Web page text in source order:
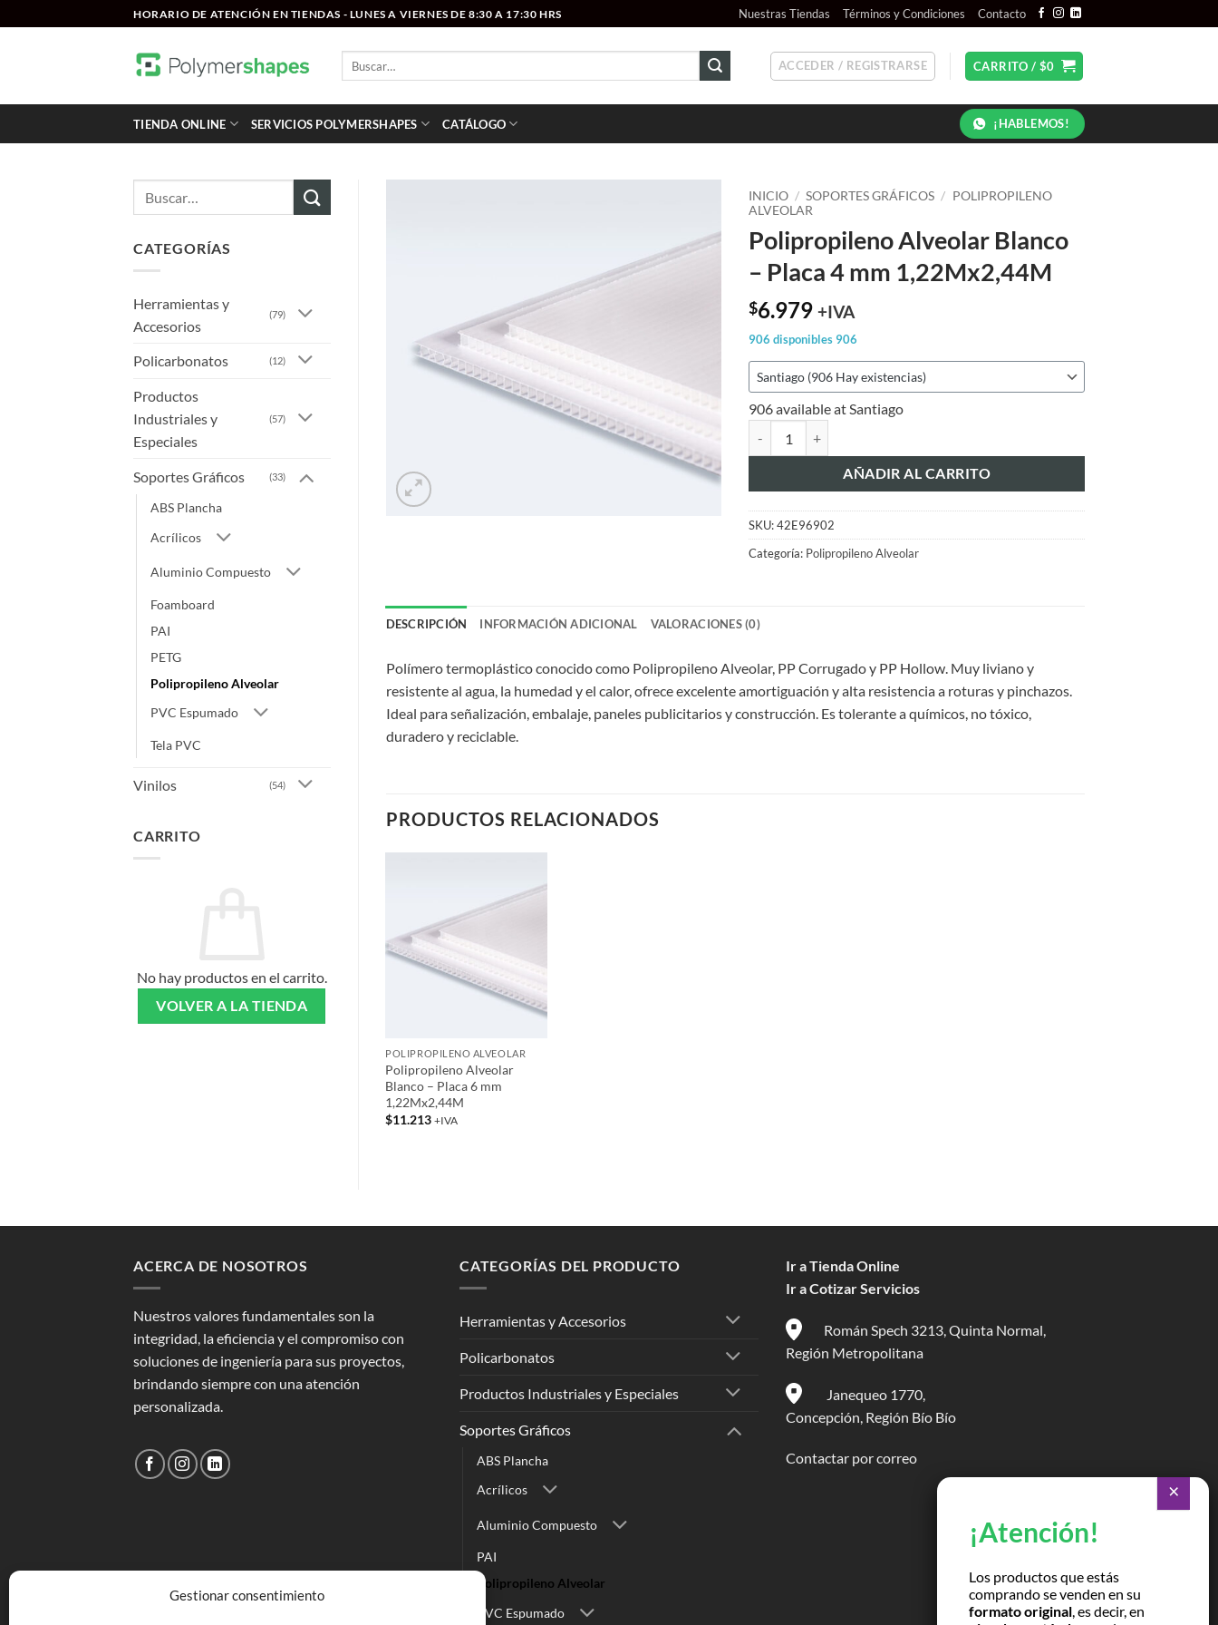
Gestionar consentimiento
al
HORARIO DE ATENCIÓN EN TIENDAS - LUNES A VIERNES DE 8:30 A 17:30 HRS Nuestras Tiendas Términos y Condiciones Contacto
ACCEDER / REGISTRARSE CARRITO / $0
TIENDA ONLINE SERVICIOS POLYMERSHAPES CATÁLOGO ¡HABLEMOS!
CATEGORÍAS
Herramientas y
Accesorios
(79)
Policarbonatos (12)
Productos
Industriales y
Especiales
(57)
Soportes Gráficos (33)
ABS Plancha
Acrílicos
Aluminio Compuesto
Foamboard
PAI
PETG
Polipropileno Alveolar
PVC Espumado
Tela PVC
Vinilos (54)
CARRITO
No hay productos en el carrito.
VOLVER A LA TIENDA
Add to
wishlist
INICIO / SOPORTES GRÁFICOS / POLIPROPILENO
ALVEOLAR
Polipropileno Alveolar Blanco
– Placa 4 mm 1,22Mx2,44M
$6.979 +IVA
906 disponibles 906
906 available at Santiago
AÑADIR AL CARRITO
SKU:42E96902
Categoría: Polipropileno Alveolar
DESCRIPCIÓN INFORMACIÓN ADICIONAL VALORACIONES (0)
Polímero termoplástico conocido como Polipropileno Alveolar, PP Corrugado y PP Hollow. Muy liviano y
resistente al agua, la humedad y el calor, ofrece excelente amortiguación y alta resistencia a roturas y pinchazos.
Ideal para señalización, embalaje, paneles publicitarios y construcción. Es tolerante a químicos, no tóxico,
duradero y reciclable.
PRODUCTOS RELACIONADOS
Add to
POLIPROPILENO ALVEOLAR
Polipropileno Alveolar
Blanco – Placa 6 mm
1,22Mx2,44M
$11.213 +IVA
ACERCA DE NOSOTROS
Nuestros valores fundamentales son la
integridad, la eficiencia y el compromiso con
soluciones de ingeniería para sus proyectos,
brindando siempre con una atención
personalizada.
CATEGORÍAS DEL PRODUCTO
Herramientas y Accesorios
Policarbonatos
Productos Industriales y Especiales
Soportes Gráficos
ABS Plancha
Acrílicos
Aluminio Compuesto
PAI
Polipropileno Alveolar
PVC Espumado
Ir a Tienda Online
Ir a Cotizar Servicios
Román Spech 3213, Quinta Normal,
Región Metropolitana
Janequeo 1770,
Concepción, Región Bío Bío
Contactar por correo
Los productos que estás
comprando se venden en su
formato original, es decir, en